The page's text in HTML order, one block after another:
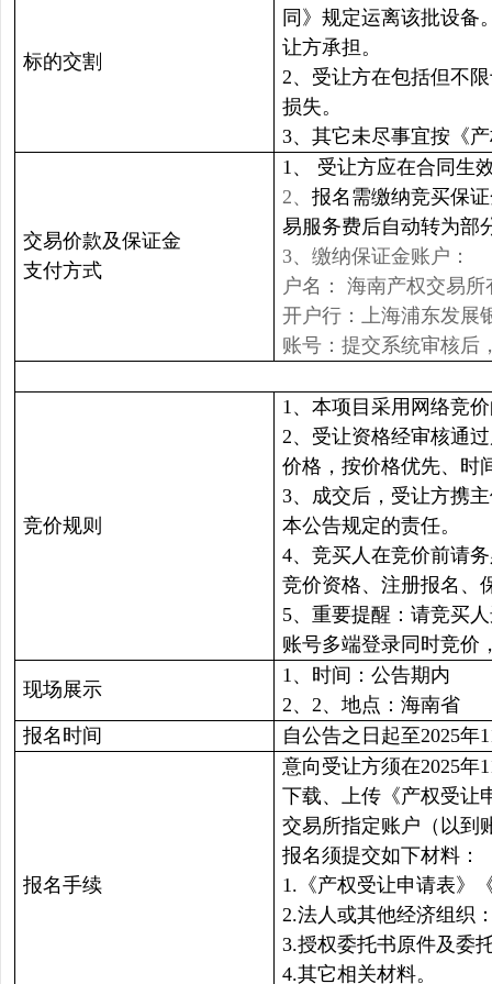
标的交割
同》规定运离该批设备
让方承担。
2、受让方在包括但不
损失。
3、其它未尽事宜按《
交易价款及保证金
支付方式
1、
受让方应在合同生
2、 报名需缴纳竞买保
易服务费后自动转为部
3、缴纳保证金账户：
户名： 海南产权交易
开户行：上海浦东发展
账号：提交系统审核后
竞价规则
1、本项目采用网络竞
2、受让资格经审核通
价格，按价格优先、时
3、成交后，受让方携
本公告规定的责任。
4、竞买人在竞价前请
竞价资格、注册报名、
5、重要提醒：请竞买
账号多端登录同时竞价
现场展示
1、时间：公告期内
2、2、地点：海南省
报名时间
自公告之日起至2025年
报名手续
意向受让方须在2025年
下载、上传《产权受让
交易所指定账户（以到
报名须提交如下材料：
1.《产权受让申请表》
2.法人或其他经济组织
3.授权委托书原件及委
4.其它相关材料。